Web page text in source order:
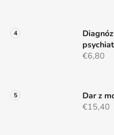
€6,80
Dar z
€15,40